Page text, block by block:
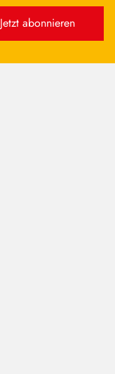
Jetzt abonnieren